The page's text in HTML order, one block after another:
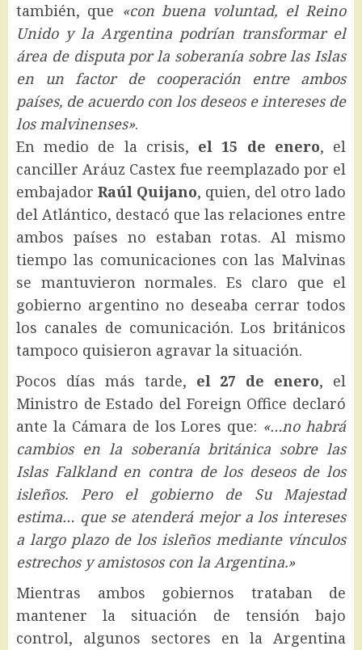
también, que «con buena voluntad, el Reino
Unido y la Argentina podrían transformar el
área de disputa por la soberanía sobre las Islas
en un factor de cooperación entre ambos
países, de acuerdo con los deseos e intereses de
los malvinenses».
En medio de la crisis, el 15 de enero, el
canciller Aráuz Castex fue reemplazado por el
embajador Raúl Quijano, quien, del otro lado
del Atlántico, destacó que las relaciones entre
ambos países no estaban rotas. Al mismo
tiempo las comunicaciones con las Malvinas
se mantuvieron normales. Es claro que el
gobierno argentino no deseaba cerrar todos
los canales de comunicación. Los británicos
tampoco quisieron agravar la situación.
Pocos días más tarde, el 27 de enero, el
Ministro de Estado del Foreign Office declaró
ante la Cámara de los Lores que: «…no habrá
cambios en la soberanía británica sobre las
Islas Falkland en contra de los deseos de los
isleños. Pero el gobierno de Su Majestad
estima… que se atenderá mejor a los intereses
a largo plazo de los isleños mediante vínculos
estrechos y amistosos con la Argentina.»
Mientras ambos gobiernos trataban de
mantener la situación de tensión bajo
control, algunos sectores en la Argentina